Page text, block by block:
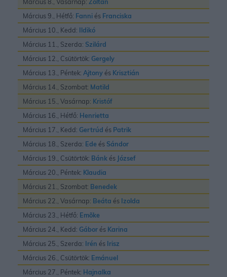
Március 9., Hétfő: Fanni és Franciska
Március 10., Kedd: Ildikó
Március 11., Szerda: Szilárd
Március 12., Csütörtök: Gergely
Március 13., Péntek: Ajtony és Krisztián
Március 14., Szombat: Matild
Március 15., Vasárnap: Kristóf
Március 16., Hétfő: Henrietta
Március 17., Kedd: Gertrúd és Patrik
Március 18., Szerda: Ede és Sándor
Március 19., Csütörtök: Bánk és József
Március 20., Péntek: Klaudia
Március 21., Szombat: Benedek
Március 22., Vasárnap: Beáta és Izolda
Március 23., Hétfő: Emõke
Március 24., Kedd: Gábor és Karina
Március 25., Szerda: Irén és Irisz
Március 26., Csütörtök: Emánuel
Március 27., Péntek: Hajnalka